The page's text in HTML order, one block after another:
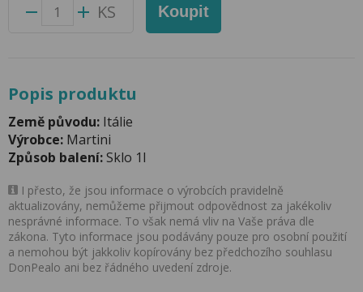
KS Koupit
Popis produktu
Země původu: Itálie
Výrobce: Martini
Způsob balení:Sklo 1l
I přesto, že jsou informace o výrobcích pravidelně
aktualizovány, nemůžeme přijmout odpovědnost za jakékoliv
nesprávné informace. To však nemá vliv na Vaše práva dle
zákona. Tyto informace jsou podávány pouze pro osobní použití
a nemohou být jakkoliv kopírovány bez předchozího souhlasu
DonPealo ani bez řádného uvedení zdroje.